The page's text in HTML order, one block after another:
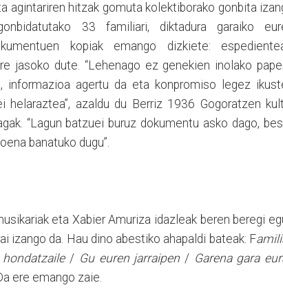
agintariren hitzak gomuta kolektiborako gonbita
33 familiari, diktadura garaiko
kopiak emango dizkiete:
jasoko dute. “Lehenago ez genekien inolako
informazioa agertu da eta konpromiso legez
helaraztea”, azaldu du Berriz 1936 Gogoratzen
“Lagun batzuei buruz dokumentu asko dago,
banatuko dugu”.
eta Xabier Amuriza idazleak beren beregi
izango da. Hau dino abestiko ahapaldi bateak: F
/ Gu euren jarraipen / Garena gara
ere emango zaie.